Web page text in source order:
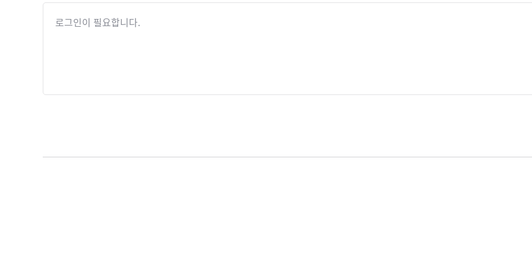
로그인이 필요합니다.